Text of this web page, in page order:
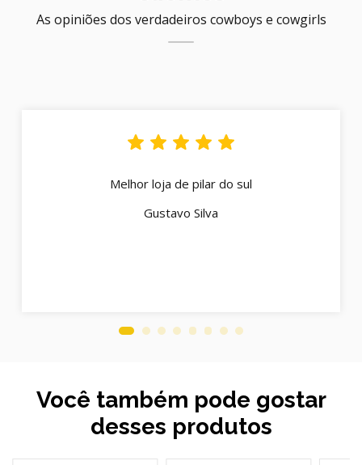
As opiniões dos verdadeiros cowboys e cowgirls
Melhor loja de pilar do sul
Gustavo Silva
Você também pode gostar
desses produtos